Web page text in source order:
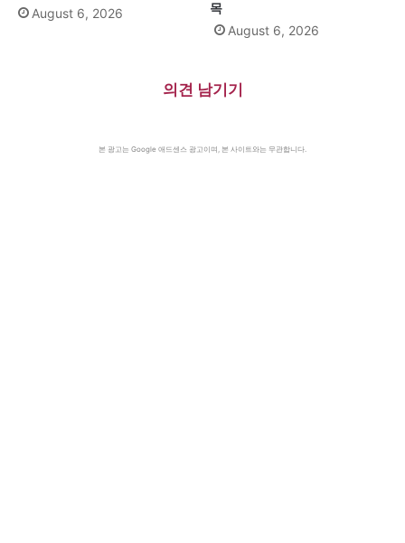
August 6, 2026
목
August 6, 2026
의견 남기기
본 광고는 Google 애드센스 광고이며, 본 사이트와는 무관합니다.